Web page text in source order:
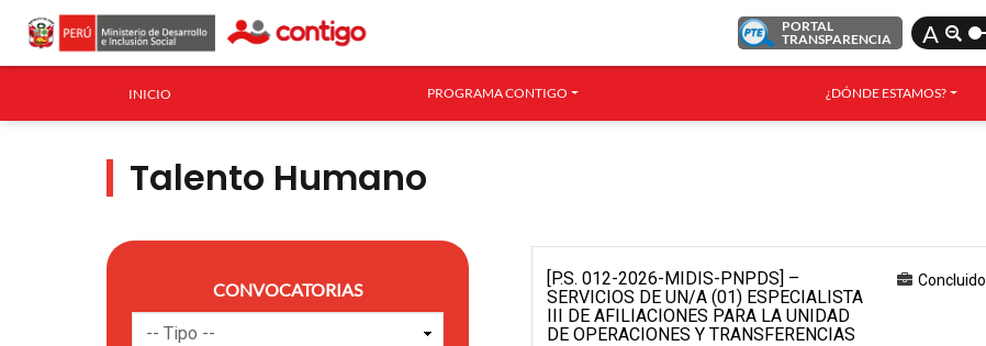
PORTAL
TRANSPARENCIA
A
INICIO PROGRAMA CONTIGO ¿DÓNDE ESTAMOS?
Talento Humano
CONVOCATORIAS
[P.S. 012-2026-MIDIS-PNPDS] –
SERVICIOS DE UN/A (01) ESPECIALISTA
III DE AFILIACIONES PARA LA UNIDAD
DE OPERACIONES Y TRANSFERENCIAS
Concluido